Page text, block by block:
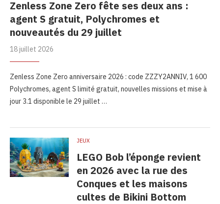
Zenless Zone Zero fête ses deux ans :
agent S gratuit, Polychromes et
nouveautés du 29 juillet
18 juillet 2026
Zenless Zone Zero anniversaire 2026 : code ZZZY2ANNIV, 1 600
Polychromes, agent S limité gratuit, nouvelles missions et mise à
jour 3.1 disponible le 29 juillet …
JEUX
LEGO Bob l’éponge revient
en 2026 avec la rue des
Conques et les maisons
cultes de Bikini Bottom